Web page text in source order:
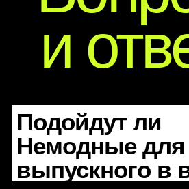
Подойдут ли
Немодные для
выпускного в
МСК
Репертуар
Райдеры